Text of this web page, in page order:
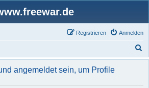
Anmelden
Registrieren
u
h
angemeldet sein, um Profile